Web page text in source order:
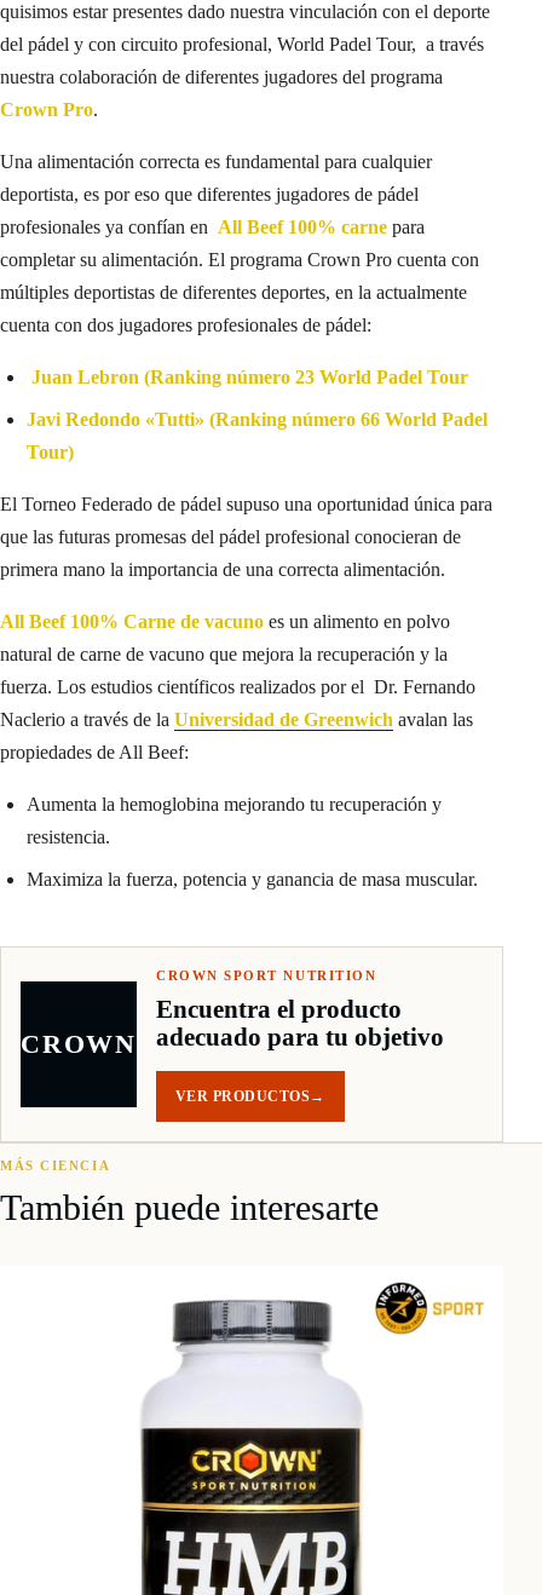
quisimos estar presentes dado nuestra vinculación con el deporte
del pádel y con circuito profesional, World Padel Tour, a través
nuestra colaboración de diferentes jugadores del programa
Crown Pro.
Una alimentación correcta es fundamental para cualquier
deportista, es por eso que diferentes jugadores de pádel
profesionales ya confían en All Beef 100% carne para
completar su alimentación. El programa Crown Pro cuenta con
múltiples deportistas de diferentes deportes, en la actualmente
cuenta con dos jugadores profesionales de pádel:
Juan Lebron (Ranking número 23 World Padel Tour
Javi Redondo «Tutti» (Ranking número 66 World Padel
Tour)
El Torneo Federado de pádel supuso una oportunidad única para
que las futuras promesas del pádel profesional conocieran de
primera mano la importancia de una correcta alimentación.
All Beef 100% Carne de vacuno es un alimento en polvo
natural de carne de vacuno que mejora la recuperación y la
fuerza. Los estudios científicos realizados por el Dr. Fernando
Naclerio a través de la Universidad de Greenwich avalan las
propiedades de All Beef:
Aumenta la hemoglobina mejorando tu recuperación y
resistencia.
Maximiza la fuerza, potencia y ganancia de masa muscular.
CROWN
CROWN SPORT NUTRITION
Encuentra el producto
adecuado para tu objetivo
VER PRODUCTOS→
MÁS CIENCIA
También puede interesarte